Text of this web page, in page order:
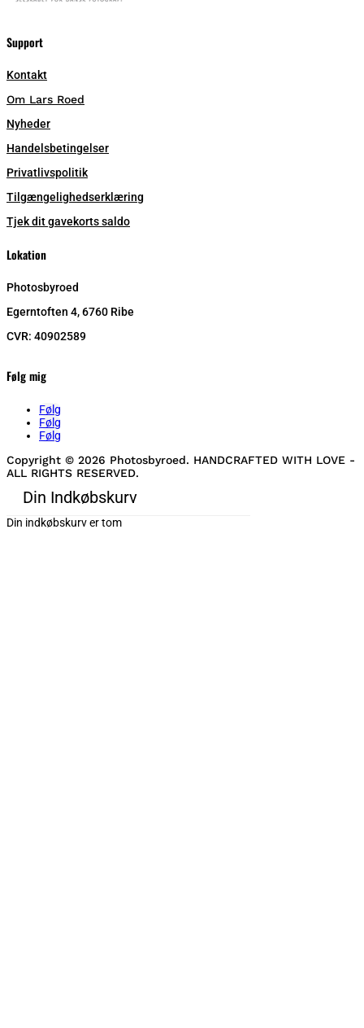
Support
Kontakt
Om Lars Roed
Nyheder
Handelsbetingelser
Privatlivspolitik
Tilgængelighedserklæring
Tjek dit gavekorts saldo
Lokation
Photosbyroed
Egerntoften 4, 6760 Ribe
CVR: 40902589
Følg mig
Følg
Følg
Følg
Copyright © 2026 Photosbyroed. HANDCRAFTED WITH LOVE -
ALL RIGHTS RESERVED.
Din Indkøbskurv
Din indkøbskurv er tom